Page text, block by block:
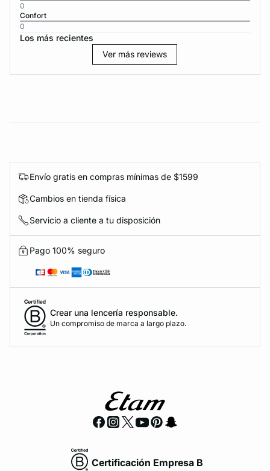
0
Confort
0
Los más recientes
Ver más reviews
Envío gratis en compras mínimas de $1599
Cambios en tienda física
Servicio a cliente a tu disposición
Pago 100% seguro
Crear una lencería responsable.
Un compromiso de marca a largo plazo.
Certificación Empresa B